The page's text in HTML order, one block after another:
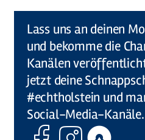
Lass uns an deinen
und bekomme die
Kanälen
jetzt deine
#echtholstein und
Social-Media-Kanäle.
FacebookInstagram
Komoot